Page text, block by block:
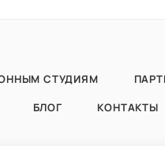
СТУДИЯМ
БЛОГ КОНТАКТЫ